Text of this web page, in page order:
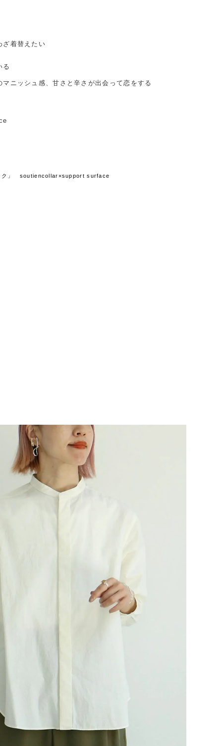
ざ着替えたい
る
ニッシュ感、甘さと辛さが出会って恋をする
ク」 soutiencollar×support surface